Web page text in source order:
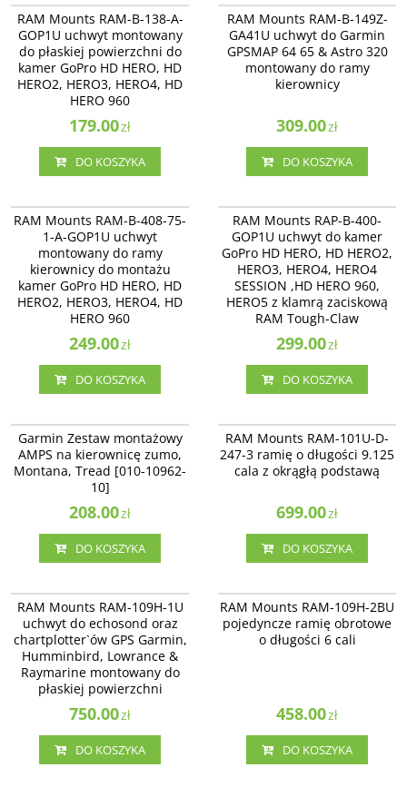
RAM-B-138-A-GOP1U - uchwyt
montowany do płaskiej
powierzchni do kamer GoPro HD
HERO, HD HERO2, HERO3, HERO4,
HD HERO 960.
RAM Mounts RAM-B-138-A-
GOP1U uchwyt montowany
do płaskiej powierzchni do
kamer GoPro HD HERO, HD
HERO2, HERO3, HERO4, HD
HERO 960
179.00zł
DO KOSZYKA
RAM Mounts RAM-B-149Z-GA41U
uchwyt do Garmin GPSMAP 64 65
& Astro 320 montowany do ramy
kierownicy
RAM Mounts RAM-B-149Z-
GA41U uchwyt do Garmin
GPSMAP 64 65 & Astro 320
montowany do ramy
kierownicy
309.00zł
DO KOSZYKA
RAM-B-408-75-1-A-GOP1U - uchwyt
montowany do ramy kierownicy z
ramieniem o długości 2.38 cala z
głowicą obrotową do montażu
kamer GoPro HD HERO, HD
HERO2, HERO3, HERO4, HD HERO
960.
RAM Mounts RAM-B-408-75-
1-A-GOP1U uchwyt
montowany do ramy
kierownicy do montażu
kamer GoPro HD HERO, HD
HERO2, HERO3, HERO4, HD
HERO 960
249.00zł
DO KOSZYKA
RAM Mount RAP-B-400-GOP1U -
uchwyt do kamer GoPro HD HERO,
HD HERO2, HERO3, HERO4, HERO4
SESSION ,HD HERO 960, HERO5 z
klamrą zaciskową RAM Tough-
Claw™.
RAM Mounts RAP-B-400-
GOP1U uchwyt do kamer
GoPro HD HERO, HD HERO2,
HERO3, HERO4, HERO4
SESSION ,HD HERO 960,
HERO5 z klamrą zaciskową
RAM Tough-Claw
299.00zł
DO KOSZYKA
Garmin Zestaw montażowy AMPS
na kierownicę zumo, Montana,
Tread [010-10962-10]
Garmin Zestaw montażowy
AMPS na kierownicę zumo,
Montana, Tread [010-10962-
10]
208.00zł
DO KOSZYKA
RAM-101U-D-247-3 ramię o
długości 9.125 cala z okrągłą
podstawą o średnicy 2.5 cala. i
zaciskową podstawą montażową.
RAM Mounts RAM-101U-D-
247-3 ramię o długości 9.125
cala z okrągłą podstawą
699.00zł
DO KOSZYKA
RAM-109H-1U - uchwyt do
echosond oraz chartplotter’ów
GPS Garmin, Humminbird,
Lowrance & Raymarine
montowany do płaskiej
powierzchni.
RAM Mounts RAM-109H-1U
uchwyt do echosond oraz
chartplotter`ów GPS Garmin,
Humminbird, Lowrance &
Raymarine montowany do
płaskiej powierzchni
750.00zł
DO KOSZYKA
RAM-109H-2BU - pojedyncze ramię
obrotowe o długości 6 cali.
RAM Mounts RAM-109H-2BU
pojedyncze ramię obrotowe
o długości 6 cali
458.00zł
DO KOSZYKA